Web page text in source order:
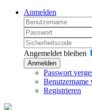
Anmelden
Angemeldet bleiben
Anmelden
Passwort
Benutzername
Registrieren